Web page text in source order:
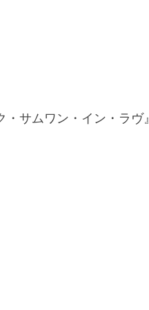
サムワン・イン・ラヴ』